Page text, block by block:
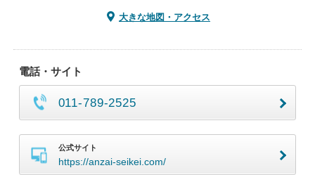
大きな地図・アクセス
電話・サイト
011-789-2525
公式サイト
https://anzai-seikei.com/